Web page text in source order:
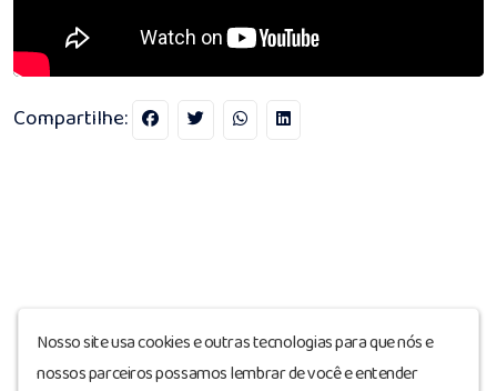
Compartilhe:
Nosso site usa cookies e outras tecnologias para que nós e
nossos parceiros possamos lembrar de você e entender